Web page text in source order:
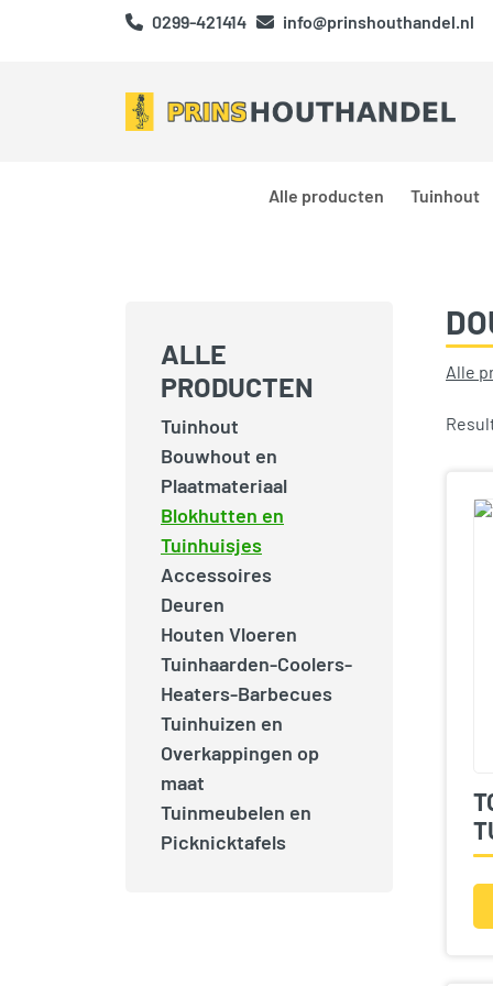
0299-421414 info@prinshouthandel.nl
Alle producten Tuinhout
ALLE
PRODUCTEN
Tuinhout
Bouwhout en
Plaatmateriaal
Blokhutten en
Tuinhuisjes
Accessoires
Deuren
Houten Vloeren
Tuinhaarden-Coolers-
Heaters-Barbecues
Tuinhuizen en
Overkappingen op
maat
Tuinmeubelen en
Picknicktafels
Alle